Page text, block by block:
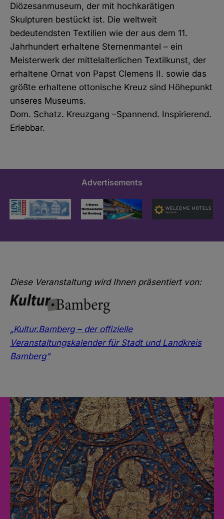
Diözesanmuseum, der mit hochkarätigen
Skulpturen bestückt ist. Die weltweit
bedeutendsten Textilien wie der aus dem 11.
Jahrhundert erhaltene Sternenmantel – ein
Meisterwerk der mittelalterlichen Textilkunst, der
erhaltene Ornat von Papst Clemens II. sowie das
größte erhaltene ottonische Kreuz sind Höhepunkt
unseres Museums.
Dom. Schatz. Kreuzgang –Spannend. Inspirierend.
Erlebbar.
Advertisements
Diese Veranstaltung wird Ihnen präsentiert von:
„Kultur.Bamberg – der offizielle
Veranstaltungskalender für Stadt und Landkreis
Bamberg“